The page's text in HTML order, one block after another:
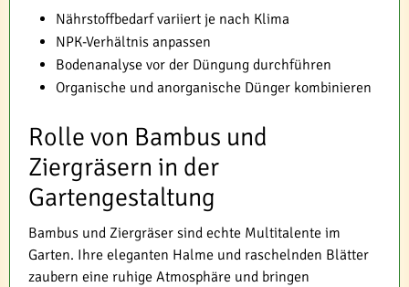
Nährstoffbedarf variiert je nach Klima
NPK-Verhältnis anpassen
Bodenanalyse vor der Düngung durchführen
Organische und anorganische Dünger kombinieren
Rolle von Bambus und
Ziergräsern in der
Gartengestaltung
Bambus und Ziergräser sind echte Multitalente im
Garten. Ihre eleganten Halme und raschelnden Blätter
zaubern eine ruhige Atmosphäre und bringen